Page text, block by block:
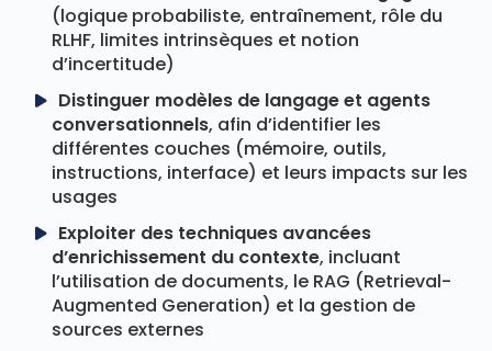
(logique probabiliste, entraînement, rôle du
RLHF, limites intrinsèques et notion
d’incertitude)
Distinguer modèles de langage et agents
conversationnels, afin d’identifier les
différentes couches (mémoire, outils,
instructions, interface) et leurs impacts sur les
usages
Exploiter des techniques avancées
d’enrichissement du contexte, incluant
l’utilisation de documents, le RAG (Retrieval-
Augmented Generation) et la gestion de
sources externes